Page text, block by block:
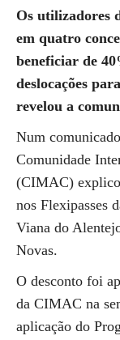
Os utilizadores
em quatro
beneficiar de
deslocações
revelou a
Num
Comunidade
(CIMAC)
nos Flexipasses
Viana do
Novas.
O desconto foi
da CIMAC na
aplicação do